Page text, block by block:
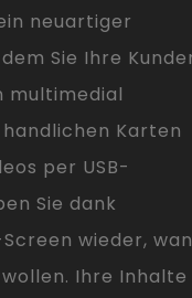
neuartiger
Sie Ihre
multimedial
Karten
per USB-
Sie dank
wieder,
Ihre Inhalte